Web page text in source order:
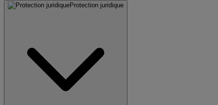
Protection juridique